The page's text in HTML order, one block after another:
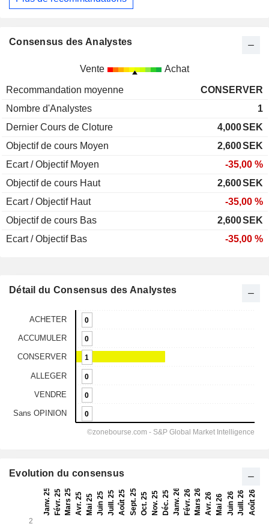
Consensus des Analystes
Vente Achat
Recommandation moyenne
CONSERVER
Nombre d'Analystes
1
Dernier Cours de Cloture
4,000SEK
Objectif de cours Moyen
2,600SEK
Ecart / Objectif Moyen
-35,00 %
Objectif de cours Haut
2,600SEK
Ecart / Objectif Haut
-35,00 %
Objectif de cours Bas
2,600SEK
Ecart / Objectif Bas
-35,00 %
Détail du Consensus des Analystes
Evolution du consensus